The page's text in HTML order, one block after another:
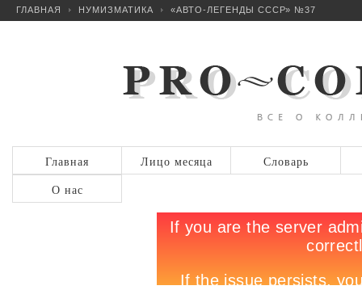
ГЛАВНАЯ НУМИЗМАТИКА «АВТО-ЛЕГЕНДЫ СССР» №37
Главная Лицо месяца
Словарь
О нас